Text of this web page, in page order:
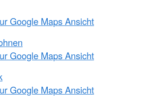
Google Maps Ansicht
Google Maps Ansicht
Google Maps Ansicht